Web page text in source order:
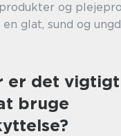
og
glat, sund og
er det
bruge